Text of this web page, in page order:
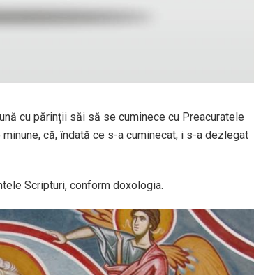
cu părinții săi să se cuminece cu Preacuratele
că, îndată ce s-a cuminecat, i s-a dezlegat
Scripturi, conform doxologia.